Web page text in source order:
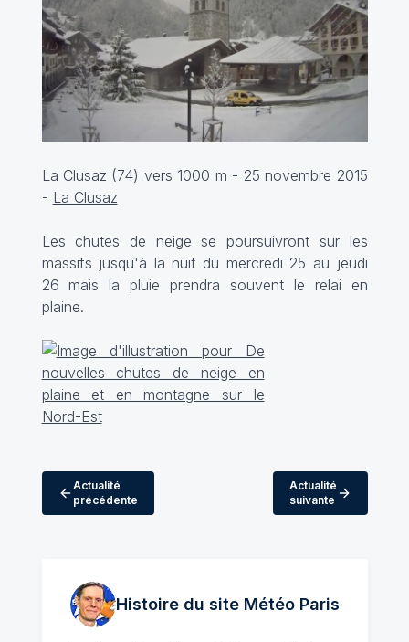
La Clusaz (74) vers 1000 m - 25 novembre 2015
- La Clusaz
Les chutes de neige se poursuivront sur les
massifs jusqu'à la nuit du mercredi 25 au jeudi
26 mais la pluie prendra souvent le relai en
plaine.
Actualité
précédente
Actualité
suivante
Histoire du site MétéoParis